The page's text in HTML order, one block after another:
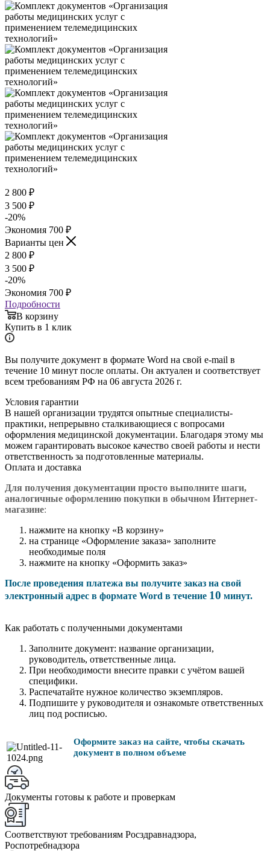
2 800 ₽
3 500 ₽
-20%
Экономия 700 ₽
Варианты цен
2 800 ₽
3 500 ₽
-20%
Экономия 700 ₽
Подробности
В корзину
Купить в 1 клик
Вы получите документ в формате Word на свой e-mail в
течение 10 минут после оплаты. Он актуален и соответствует
всем требованиям РФ на 06 августа 2026 г.
Условия гарантии
В нашей организации трудятся опытные специалисты-
практики, непрерывно сталкивающиеся с вопросами
оформления медицинской документации. Благодаря этому мы
можем гарантировать высокое качество своей работы и нести
ответственность за подготовленные материалы.
Оплата и доставка
Для получения документации просто выполните шаги,
аналогичные оформлению покупки в обычном Интернет-
магазине:
нажмите на кнопку «В корзину»
на странице «Оформление заказа» заполните
необходимые поля
нажмите на кнопку «Оформить заказ»
После проведения платежа вы получите заказ на свой
электронный адрес в формате Word в течение 10 минут.
Как работать с полученными документами
Заполните документ: название организации,
руководитель, ответственные лица.
При необходимости внесите правки с учётом вашей
специфики.
Распечатайте нужное количество экземпляров.
Подпишите у руководителя и ознакомьте ответственных
лиц под росписью.
Оформите заказ на сайте, чтобы скачать
документ в полном объеме
Документы готовы к работе и проверкам
Соответствуют требованиям Росздравнадзора,
Роспотребнадзора